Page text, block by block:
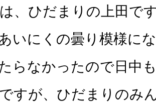
、ひだまりの上田で
いにくの曇り模様に
らなかったので日中
すが、ひだまりのみ